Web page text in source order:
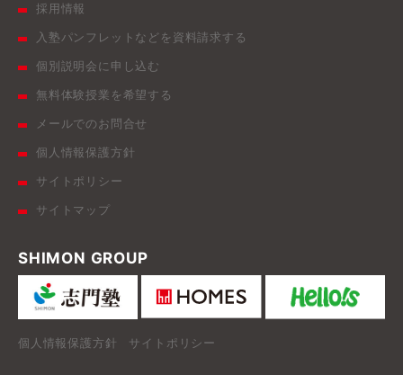
採用情報
入塾パンフレットなどを資料請求する
個別説明会に申し込む
無料体験授業を希望する
メールでのお問合せ
個人情報保護方針
サイトポリシー
サイトマップ
SHIMON GROUP
個人情報保護方針 サイトポリシー